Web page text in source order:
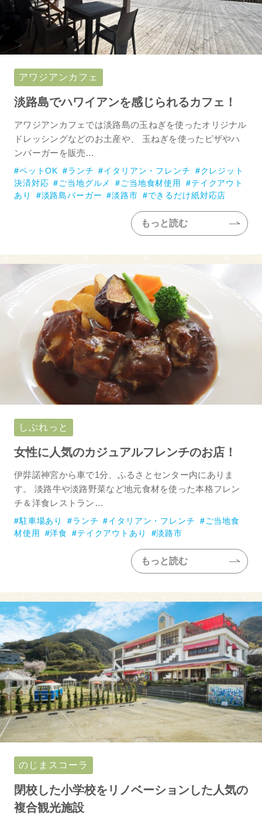
アワジアンカフェ
淡路島でハワイアンを感じられるカフェ！
アワジアンカフェでは淡路島の玉ねぎを使ったオリジナル
ドレッシングなどのお土産や、 玉ねぎを使ったピザやハ
ンバーガーを販売…
ペットOK ランチ イタリアン・フレンチ
クレジット
決済対応
ご当地グルメ ご当地食材使用
テイクアウト
あり
淡路島バーガー 淡路市 できるだけ紙対応店
もっと読む
しぶれっと
女性に人気のカジュアルフレンチのお店！
伊弉諾神宮から車で1分、ふるさとセンター内にありま
す。 淡路牛や淡路野菜など地元食材を使った本格フレン
チ＆洋食レストラン…
駐車場あり ランチ イタリアン・フレンチ
ご当地食
材使用
洋食 テイクアウトあり 淡路市
もっと読む
のじまスコーラ
閉校した小学校をリノベーションした人気の
複合観光施設